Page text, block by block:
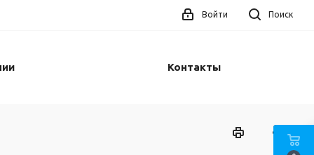
Поиск
Войти
Контакты